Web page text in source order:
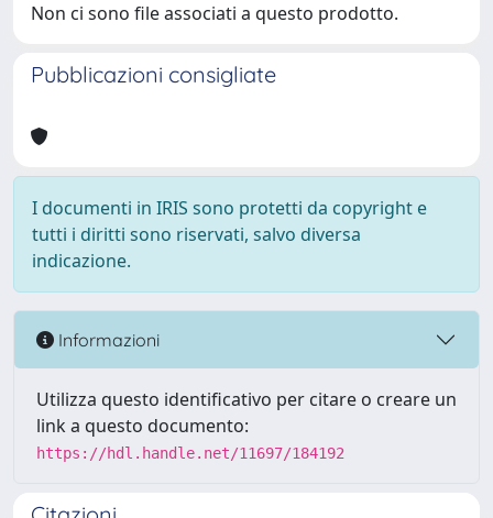
Non ci sono file associati a questo prodotto.
Pubblicazioni consigliate
I documenti in IRIS sono protetti da copyright e
tutti i diritti sono riservati, salvo diversa
indicazione.
Informazioni
Utilizza questo identificativo per citare o creare un
link a questo documento:
https://hdl.handle.net/11697/184192